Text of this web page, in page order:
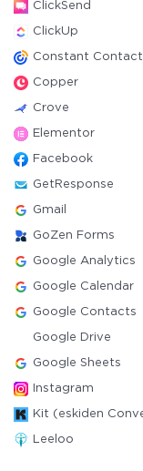
ClickSend
ClickUp
Constant Contact
Copper
Crove
Elementor
Facebook
GetResponse
Gmail
GoZen Forms
Google Analytics
Google Calendar
Google Contacts
Google Drive
Google Sheets
Instagram
Kit (eskiden
Leeloo